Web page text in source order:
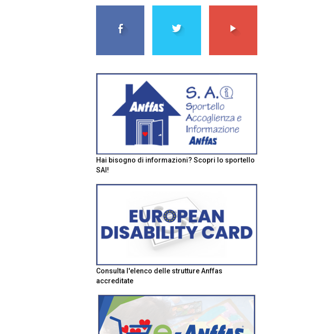
Hai bisogno di informazioni? Scopri lo sportello
SAI!
Consulta l'elenco delle strutture Anffas
accreditate